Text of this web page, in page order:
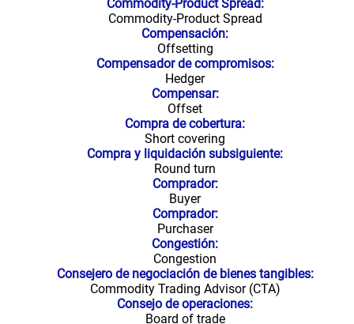
Commodity-Product Spread:
Commodity-Product Spread
Compensación:
Offsetting
Compensador de compromisos:
Hedger
Compensar:
Offset
Compra de cobertura:
Short covering
Compra y liquidación subsiguiente:
Round turn
Comprador:
Buyer
Comprador:
Purchaser
Congestión:
Congestion
Consejero de negociación de bienes tangibles:
Commodity Trading Advisor (CTA)
Consejo de operaciones:
Board of trade